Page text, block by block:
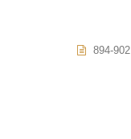
894-902